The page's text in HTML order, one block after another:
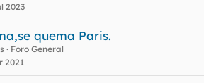
2023
quema Paris.
Foro General
2021